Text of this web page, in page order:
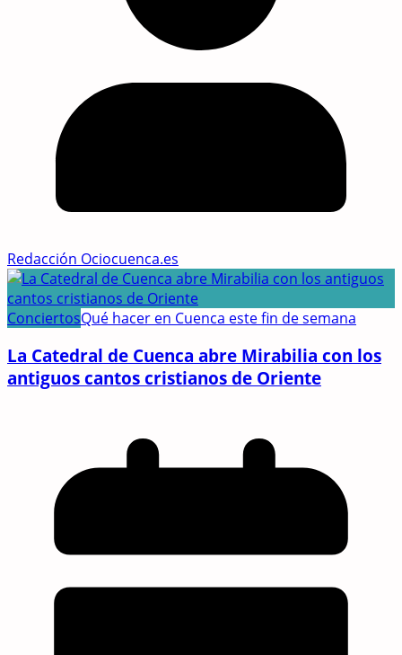
Redacción Ociocuenca.es
ConciertosQué hacer en Cuenca este fin de semana
La Catedral de Cuenca abre Mirabilia con los
antiguos cantos cristianos de Oriente